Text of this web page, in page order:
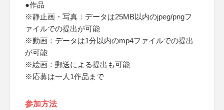
●作品
※静止画・写真：データは25MB以内のjpeg/pngフ
ァイルでの提出が可能
※動画：データは1分以内のmp4ファイルでの提出
が可能
※絵画：郵送による提出も可能
※応募は一人1作品まで
参加方法